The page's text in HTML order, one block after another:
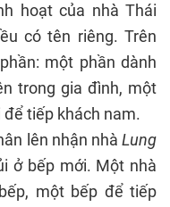
hoạt của nhà Thái
có tên riêng. Trên
một phần dành
trong gia đình, một
để tiếp khách nam.
lên nhận nhà Lung
ở bếp mới. Một nhà
một bếp để tiếp